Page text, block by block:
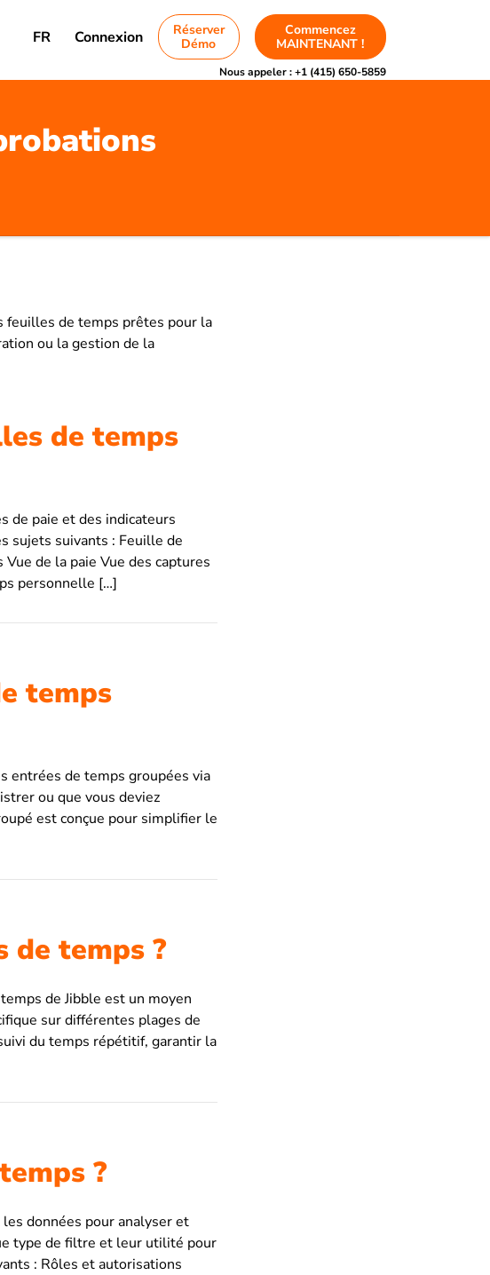
FR Connexion
Réserver
Démo
Commencez
MAINTENANT !
Nous appeler :+1 (415) 650-5859
feuilles de temps prêtes pour la
ou la gestion de la
de temps
de paie et des indicateurs
sujets suivants : Feuille de
de la paie Vue des captures
personnelle […]
temps
entrées de temps groupées via
ou que vous deviez
est conçue pour simplifier le
de temps ?
de Jibble est un moyen
sur différentes plages de
du temps répétitif, garantir la
?
données pour analyser et
type de filtre et leur utilité pour
: Rôles et autorisations